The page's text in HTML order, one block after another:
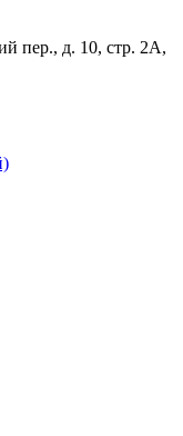
пер., д. 10, стр. 2А,